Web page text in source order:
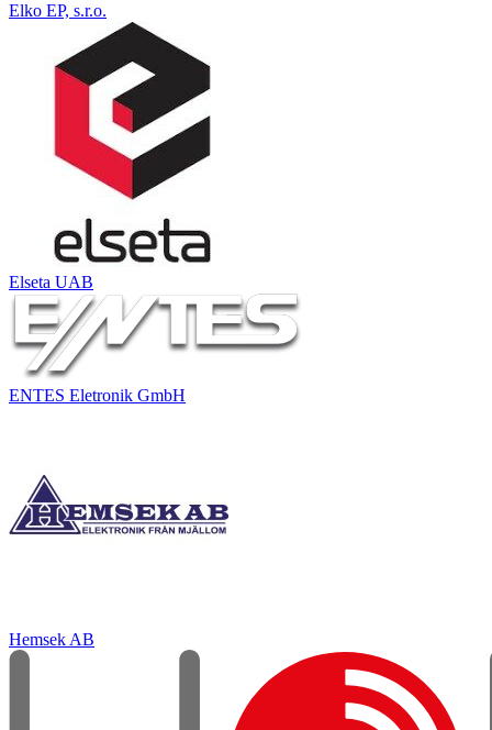
Elko EP, s.r.o.
Elseta UAB
ENTES Eletronik GmbH
Hemsek AB